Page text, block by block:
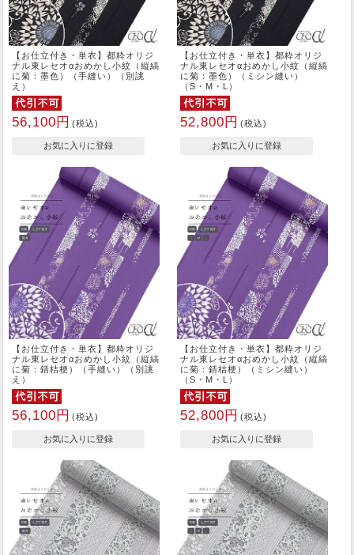
【お仕立付き・単衣】都粋オリジ
ナル東レセオαおめかし小紋（縦縞
に菊：墨色）（手縫い）（別誂
え）
56,100円 (税込)
【お仕立付き・単衣】都粋オリジ
ナル東レセオαおめかし小紋（縦縞
に菊：墨色）（ミシン縫い）
（S・M・L）
52,800円 (税込)
【お仕立付き・単衣】都粋オリジ
ナル東レセオαおめかし小紋（縦縞
に菊：錆桔梗）（手縫い）（別誂
え）
56,100円 (税込)
【お仕立付き・単衣】都粋オリジ
ナル東レセオαおめかし小紋（縦縞
に菊：錆桔梗）（ミシン縫い）
（S・M・L）
52,800円 (税込)